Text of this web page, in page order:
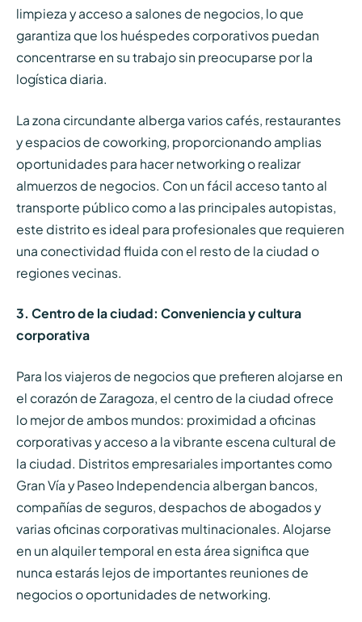
limpieza y acceso a salones de negocios, lo que
garantiza que los huéspedes corporativos puedan
concentrarse en su trabajo sin preocuparse por la
logística diaria.
La zona circundante alberga varios cafés, restaurantes
y espacios de coworking, proporcionando amplias
oportunidades para hacer networking o realizar
almuerzos de negocios. Con un fácil acceso tanto al
transporte público como a las principales autopistas,
este distrito es ideal para profesionales que requieren
una conectividad fluida con el resto de la ciudad o
regiones vecinas.
3. Centro de la ciudad: Conveniencia y cultura
corporativa
Para los viajeros de negocios que prefieren alojarse en
el corazón de Zaragoza, el centro de la ciudad ofrece
lo mejor de ambos mundos: proximidad a oficinas
corporativas y acceso a la vibrante escena cultural de
la ciudad. Distritos empresariales importantes como
Gran Vía y Paseo Independencia albergan bancos,
compañías de seguros, despachos de abogados y
varias oficinas corporativas multinacionales. Alojarse
en un alquiler temporal en esta área significa que
nunca estarás lejos de importantes reuniones de
negocios o oportunidades de networking.